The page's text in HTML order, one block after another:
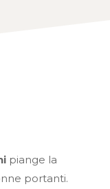
piange la
portanti.